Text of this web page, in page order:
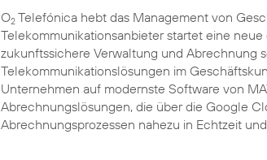
O2 Telefónica hebt das Management von
Telekommunikationsanbieter startet eine
zukunftssichere Verwaltung und Abrechnung
Telekommunikationslösungen im
Unternehmen auf modernste Software von
Abrechnungslösungen, die über die Google
Abrechnungsprozessen nahezu in Echtzeit